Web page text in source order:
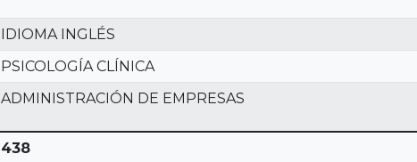
IDIOMA INGLÉS
PSICOLOGÍA CLÍNICA
ADMINISTRACIÓN DE EMPRESAS
438